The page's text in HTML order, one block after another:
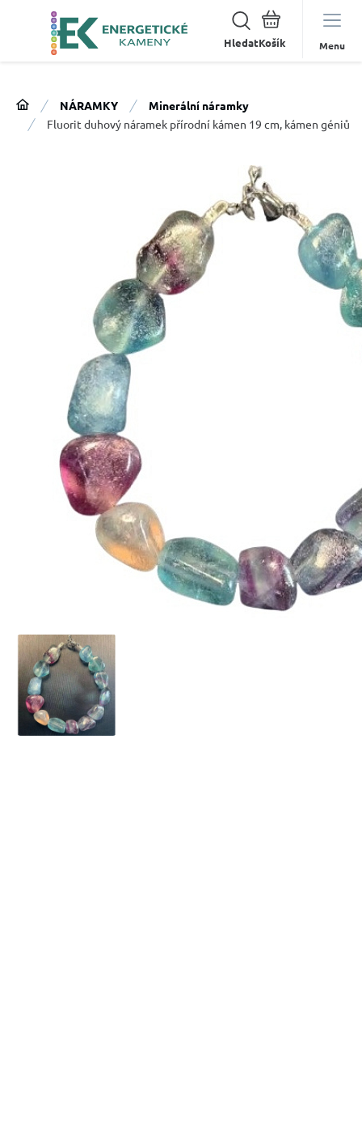
Hledat Menu
NÁRAMKY
Minerální náramky
Fluorit duhový náramek přírodní kámen 19 cm, kámen géniů